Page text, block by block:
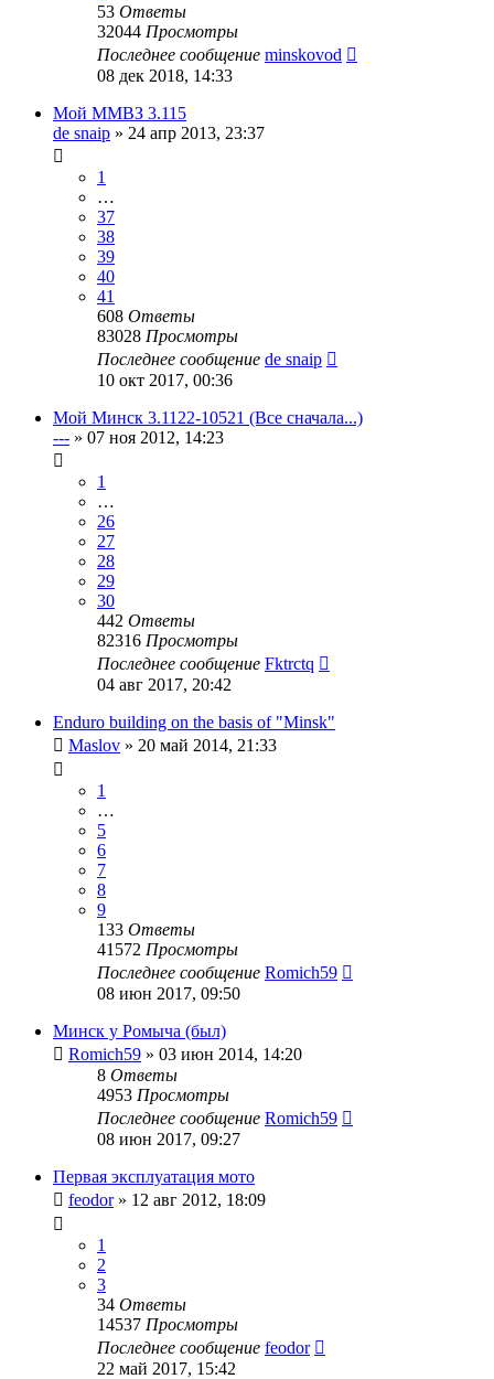
53 Ответы
32044 Просмотры
Последнее сообщение minskovod
08 дек 2018, 14:33
Мой ММВЗ 3.115
de snaip » 24 апр 2013, 23:37
1
…
37
38
39
40
41
608 Ответы
83028 Просмотры
Последнее сообщение de snaip
10 окт 2017, 00:36
Мой Минск 3.1122-10521 (Все сначала...)
--- » 07 ноя 2012, 14:23
1
…
26
27
28
29
30
442 Ответы
82316 Просмотры
Последнее сообщение Fktrctq
04 авг 2017, 20:42
Enduro building on the basis of "Minsk"
Maslov » 20 май 2014, 21:33
1
…
5
6
7
8
9
133 Ответы
41572 Просмотры
Последнее сообщение Romich59
08 июн 2017, 09:50
Минск у Ромыча (был)
Romich59 » 03 июн 2014, 14:20
8 Ответы
4953 Просмотры
Последнее сообщение Romich59
08 июн 2017, 09:27
Первая эксплуатация мото
feodor» 12 авг 2012, 18:09
1
2
3
34 Ответы
14537 Просмотры
Последнее сообщение feodor
22 май 2017, 15:42